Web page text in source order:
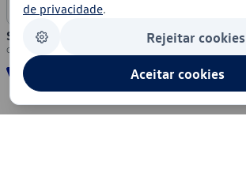
Segurança
de privacidade.
Rejeitar cookies
Aceitar cookies